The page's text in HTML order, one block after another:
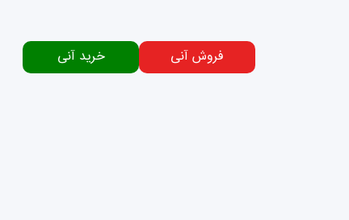
فروش آنی خرید آنی